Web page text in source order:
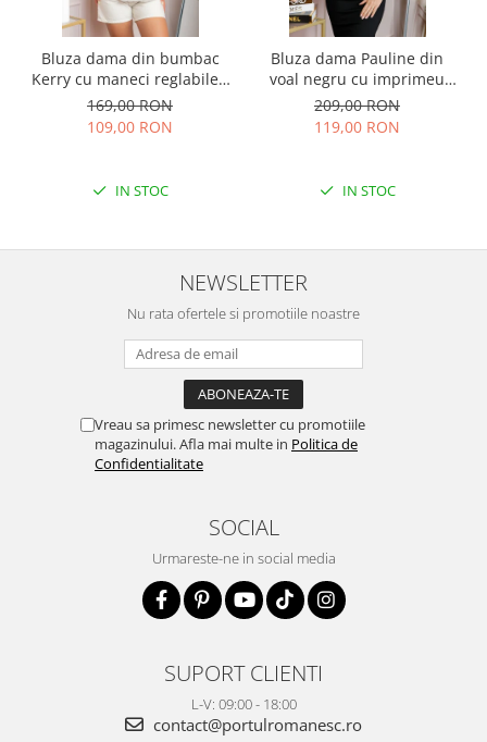
Bluza dama din bumbac
Kerry cu maneci reglabile -
Ecru
169,00 RON
109,00 RON
IN STOC
Bluza dama Pauline din
voal negru cu imprimeu
floral auriu
209,00 RON
119,00 RON
IN STOC
NEWSLETTER
Nu rata ofertele si promotiile noastre
Vreau sa primesc newsletter cu promotiile
magazinului. Afla mai multe in Politica de
Confidentialitate
SOCIAL
Urmareste-ne in social media
SUPORT CLIENTI
L-V: 09:00 - 18:00
contact@portulromanesc.ro